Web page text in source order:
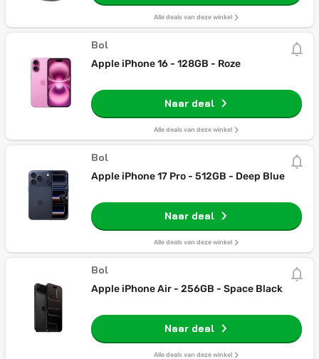
Alle deals van deze winkel
Bol
Apple iPhone 16 - 128GB - Roze
Naar deal
Alle deals van deze winkel
Bol
Apple iPhone 17 Pro - 512GB - Deep Blue
Naar deal
Alle deals van deze winkel
Bol
Apple iPhone Air - 256GB - Space Black
Naar deal
Alle deals van deze winkel